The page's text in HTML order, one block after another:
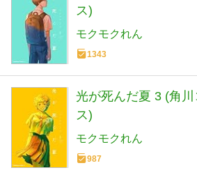
ス)
モクモクれん
1343
光が死んだ夏 3 (角
ス)
モクモクれん
987